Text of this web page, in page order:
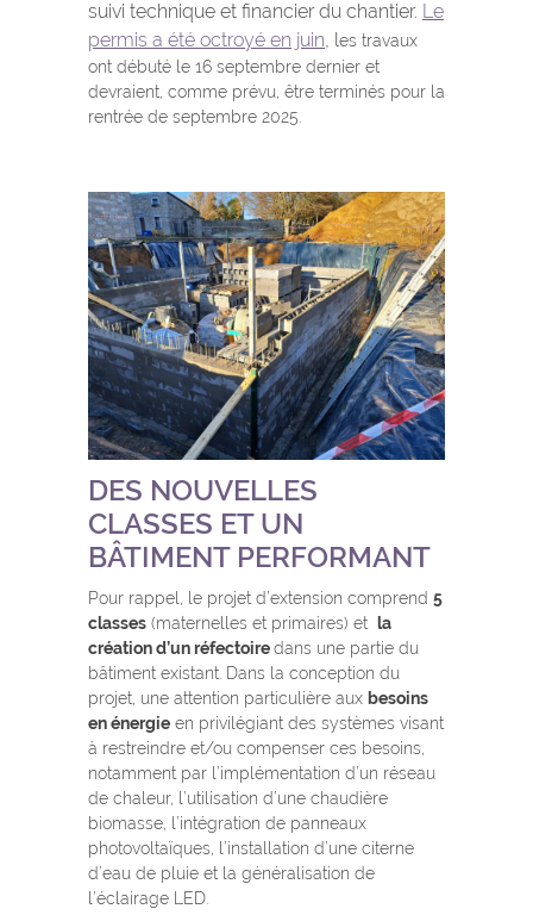
suivi technique et financier du chantier. Le
permis a été octroyé en juin, les travaux
ont débuté le 16 septembre dernier et
devraient, comme prévu, être terminés pour la
rentrée de septembre 2025.
DES NOUVELLES
CLASSES ET UN
BÂTIMENT PERFORMANT
Pour rappel, le projet d’extension comprend 5
classes (maternelles et primaires) et la
création d’un réfectoiredans une partie du
bâtiment existant. Dans la conception du
projet, une attention particulière aux besoins
en énergie en privilégiant des systèmes visant
à restreindre et/ou compenser ces besoins,
notamment par l’implémentation d’un réseau
de chaleur, l’utilisation d’une chaudière
biomasse, l’intégration de panneaux
photovoltaïques, l’installation d’une citerne
d’eau de pluie et la généralisation de
l’éclairage LED.